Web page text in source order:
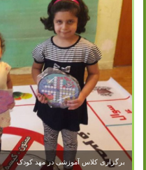
برگزاری کلاس آموزشی در مهد کودک